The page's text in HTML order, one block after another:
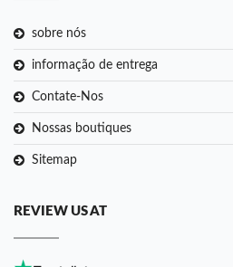
sobre nós
informação de entrega
Contate-Nos
Nossas boutiques
Sitemap
REVIEW US AT